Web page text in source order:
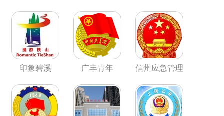
印象碧溪 广丰青年 信州应急管理